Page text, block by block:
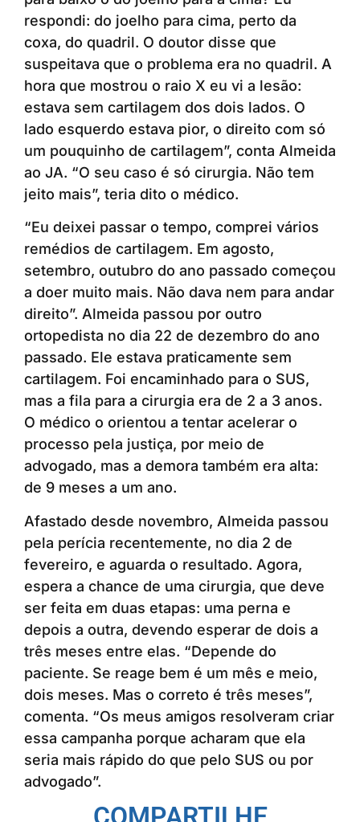
respondi: do joelho para cima, perto da
coxa, do quadril. O doutor disse que
suspeitava que o problema era no quadril. A
hora que mostrou o raio X eu vi a lesão:
estava sem cartilagem dos dois lados. O
lado esquerdo estava pior, o direito com só
um pouquinho de cartilagem”, conta Almeida
ao JA. “O seu caso é só cirurgia. Não tem
jeito mais”, teria dito o médico.
“Eu deixei passar o tempo, comprei vários
remédios de cartilagem. Em agosto,
setembro, outubro do ano passado começou
a doer muito mais. Não dava nem para andar
direito”. Almeida passou por outro
ortopedista no dia 22 de dezembro do ano
passado. Ele estava praticamente sem
cartilagem. Foi encaminhado para o SUS,
mas a fila para a cirurgia era de 2 a 3 anos.
O médico o orientou a tentar acelerar o
processo pela justiça, por meio de
advogado, mas a demora também era alta:
de 9 meses a um ano.
Afastado desde novembro, Almeida passou
pela perícia recentemente, no dia 2 de
fevereiro, e aguarda o resultado. Agora,
espera a chance de uma cirurgia, que deve
ser feita em duas etapas: uma perna e
depois a outra, devendo esperar de dois a
três meses entre elas. “Depende do
paciente. Se reage bem é um mês e meio,
dois meses. Mas o correto é três meses”,
comenta. “Os meus amigos resolveram criar
essa campanha porque acharam que ela
seria mais rápido do que pelo SUS ou por
advogado”.